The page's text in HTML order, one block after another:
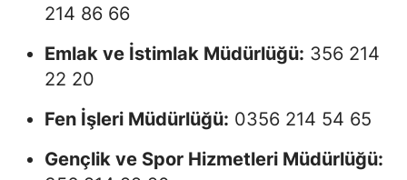
214 86 66
Emlak ve İstimlak Müdürlüğü: 356 214
22 20
Fen İşleri Müdürlüğü: 0356 214 54 65
Gençlik ve Spor Hizmetleri Müdürlüğü: